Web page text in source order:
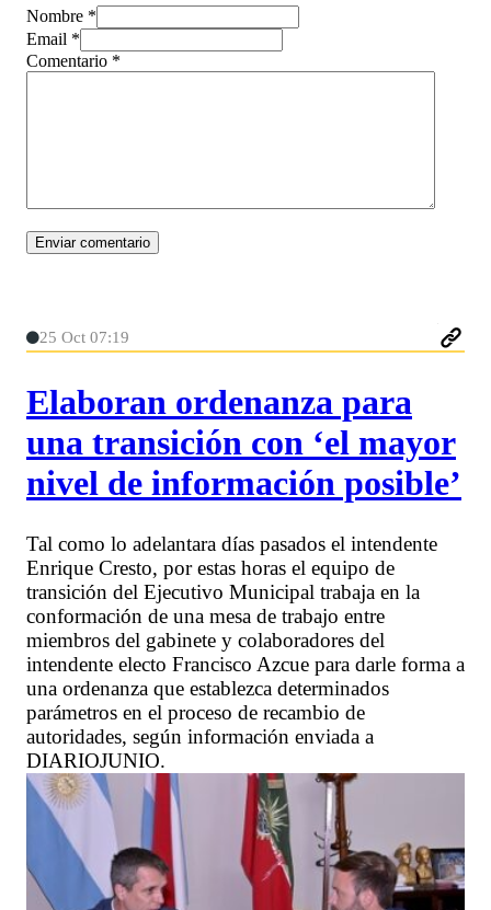
Nombre *
Email *
Comentario *
25 Oct 07:19
Elaboran ordenanza para
una transición con ‘el mayor
nivel de información posible’
Tal como lo adelantara días pasados el intendente
Enrique Cresto, por estas horas el equipo de
transición del Ejecutivo Municipal trabaja en la
conformación de una mesa de trabajo entre
miembros del gabinete y colaboradores del
intendente electo Francisco Azcue para darle forma a
una ordenanza que establezca determinados
parámetros en el proceso de recambio de
autoridades, según información enviada a
DIARIOJUNIO.